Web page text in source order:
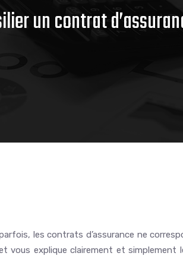
un contrat
les contrats d’assurance ne
vous explique clairement et